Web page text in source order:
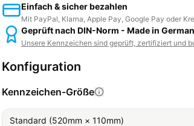
Einfach & sicher bezahlen
Mit PayPal, Klarna, Apple Pay, Google Pay oder
Geprüft nach DIN-Norm - Made in
Unsere Kennzeichen sind geprüft, zertifiziert und
Konfiguration
Kennzeichen-Größe
Standard (520mm × 110mm)